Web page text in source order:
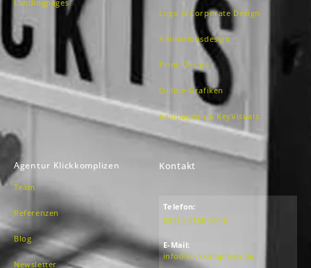
Landingpages
Logo & Corporate Design
Animationsdesign
Print-Design
Online-Grafiken
Kampagnen & KeyVisuals
Agentur Klickkomplizen
Team
Referenzen
Blog
Newsletter
Kontakt
Telefon:
0341 / 4158 504 0
E-Mail:
info@klickkomplizen.de